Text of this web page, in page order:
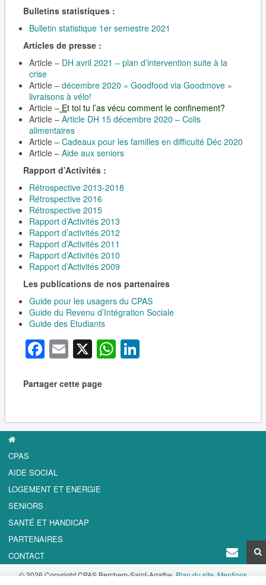
Bulletins statistiques :
Bulletin statistique 1er semestre 2021
Articles de presse :
Article – DH avril 2021 – plan d’intervention suite à la
crise
Article –décembre 2020 « Goodfood via Goodmove »
livraisons à vélo!
Article –Et toi tu l’as vécu comment le confinement?
Article – Article DH 15 décembre 2020 – Colis
alimentaires
Article –Cadeaux pour les familles en difficulté Déc 2020
Article – Aide aux seniors
Rapport d’Activités :
Rétrospective 2013-2018
Rétrospective 2016
Rétrospective 2015
Rapport d’Activités 2013
Rapport d’activités 2012
Rapport d’Activités 2011
Rapport d’Activités 2010
Rapport d’Activités 2009
Les publications de nos partenaires
Guide pour les usagers du CPAS
Guide du Revenu d’Intégration Sociale
Guide des Etudiants
Facebook
Email
X WhatsApp
LinkedIn
Partager cette page
CPAS
AIDE SOCIAL
LOGEMENT ET ENERGIE
SENIORS
SANTÉ ET HANDICAP
PARTENAIRES
CONTACT
© 2026 Copyright CPAS Berchem-Saint-Agathe. Plan du site. Mentions